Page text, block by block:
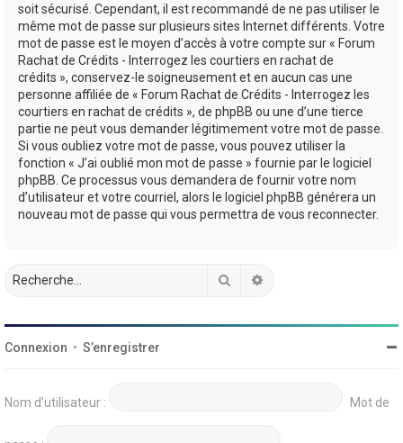
soit sécurisé. Cependant, il est recommandé de ne pas utiliser le
même mot de passe sur plusieurs sites Internet différents. Votre
mot de passe est le moyen d’accès à votre compte sur « Forum
Rachat de Crédits - Interrogez les courtiers en rachat de
crédits », conservez-le soigneusement et en aucun cas une
personne affiliée de « Forum Rachat de Crédits - Interrogez les
courtiers en rachat de crédits », de phpBB ou une d’une tierce
partie ne peut vous demander légitimement votre mot de passe.
Si vous oubliez votre mot de passe, vous pouvez utiliser la
fonction « J’ai oublié mon mot de passe » fournie par le logiciel
phpBB. Ce processus vous demandera de fournir votre nom
d’utilisateur et votre courriel, alors le logiciel phpBB générera un
nouveau mot de passe qui vous permettra de vous reconnecter.
Rechercher
Connexion • S’enregistrer
Nom d’utilisateur : Mot de